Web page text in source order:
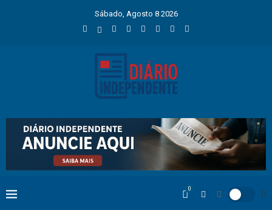
Sábado, Agosto 8 2026
0